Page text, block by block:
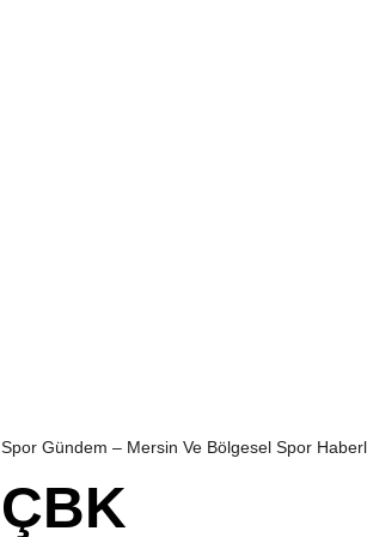
Spor Gündem – Mersin Ve Bölgesel Spor
ÇBK